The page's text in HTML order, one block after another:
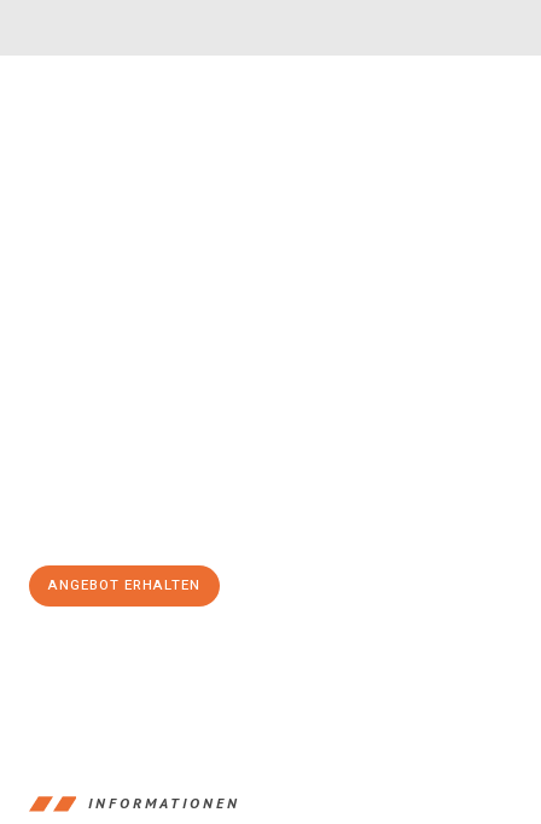
ANGEBOT ERHALTEN
INFORMATIONEN